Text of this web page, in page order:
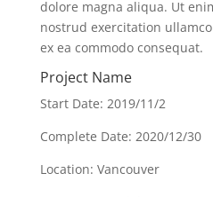
dolore magna aliqua. Ut
nostrud exercitation
ex ea commodo consequat.
Project Name
Start Date: 2019/11/2
Complete Date: 2020/12/30
Location: Vancouver